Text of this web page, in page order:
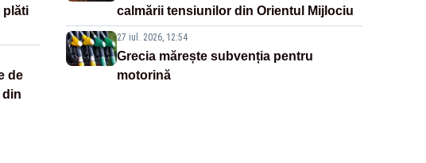
plăti
de
din
calmării tensiunilor din Orientul Mijlociu
27 iul. 2026, 12:54
Grecia mărește subvenția pentru
motorină